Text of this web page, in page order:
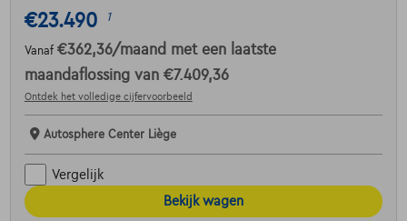
€23.490 1
Vanaf €362,36/maand met een laatste
maandaflossing van €7.409,36
Ontdek het volledige cijfervoorbeeld
Autosphere Center Liège
Vergelijk
Bekijk wagen